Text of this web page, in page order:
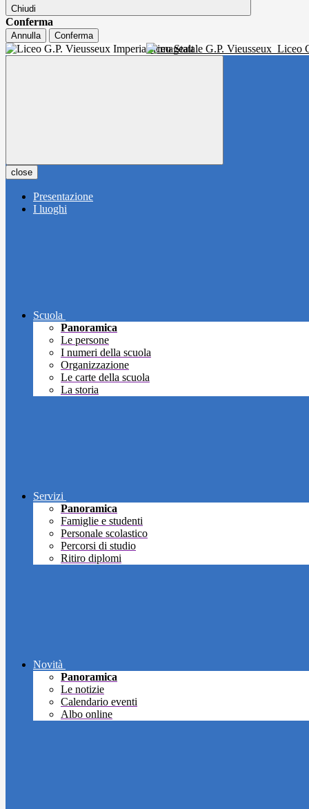
Chiudi
Conferma
Annulla Conferma
Liceo Statale G.P. Vieusseux Liceo
close
Presentazione
I luoghi
Scuola
Panoramica
Le persone
I numeri della scuola
Organizzazione
Le carte della scuola
La storia
Servizi
Panoramica
Famiglie e studenti
Personale scolastico
Percorsi di studio
Ritiro diplomi
Novità
Panoramica
Le notizie
Calendario eventi
Albo online